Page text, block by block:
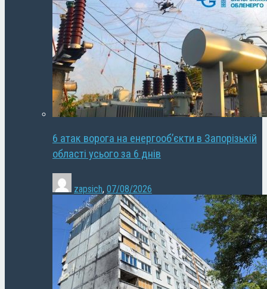
6 атак ворога на енергооб’єкти в Запорізькій
області усього за 6 днів
zapsich, 07/08/2026